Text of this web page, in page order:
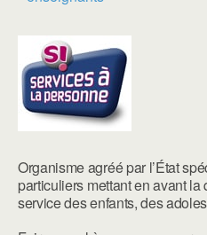
Organisme agréé par l’État
particuliers mettant en avant
service des enfants, des